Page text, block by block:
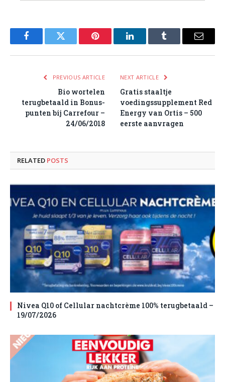
FacebookTwitter Pinterest LinkedInTumblr Email
PREVIOUS ARTICLE
Bio wortelen
terugbetaald in Bonus-
punten bij Carrefour –
24/06/2018
NEXT ARTICLE
Gratis staaltje
voedingssupplement Red
Energy van Ortis – 500
eerste aanvragen
RELATED POSTS
Nivea Q10 of Cellular nachtcrème 100% terugbetaald –
19/07/2026